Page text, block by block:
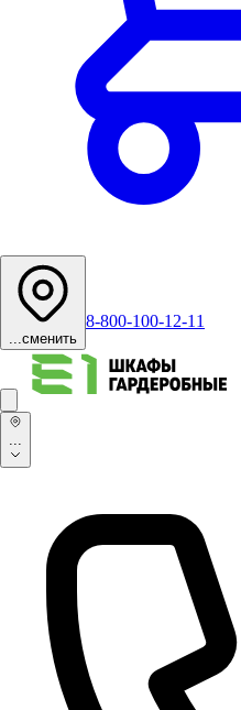
...сменить
8-800-100-12-11
...